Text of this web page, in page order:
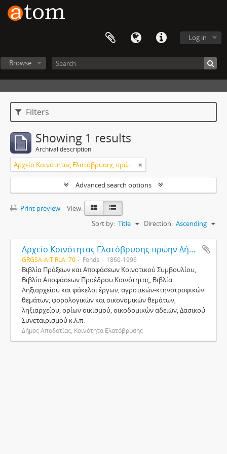
Log in
Browse
Filters
Showing 1 results
Archival description
Aρχείο Κοινότητας Ελατόβρυσης πρώην Δήμου Αποδοτίας
Advanced search options
Print preview
View:
Sort by: Title Direction: Ascending
Aρχείο Κοινότητας Ελατόβρυσης πρώην Δήμου Αποδοτίας
GRGSA-AIT RLA. 70 Fonds 1860-1996
Βιβλία Πράξεων και Αποφάσεων Κοινοτικού Συμβουλίου,
Βιβλίο Αποφάσεων Προέδρου Κοινότητας, Βιβλία
Ληξιαρχείου και φάκελοι έργων, αγροτικών-κτηνοτροφικών
θεμάτων, φορολογικών και οικονομικών θεμάτων,
ληξιαρχείου, ορίων οικισμού, οικοδομικών αδειών, Δασικού
Συνεταιρισμού κ.λ.π.
Δήμος Αποδοτίας, Κοινότητα Ελατόβρυσης